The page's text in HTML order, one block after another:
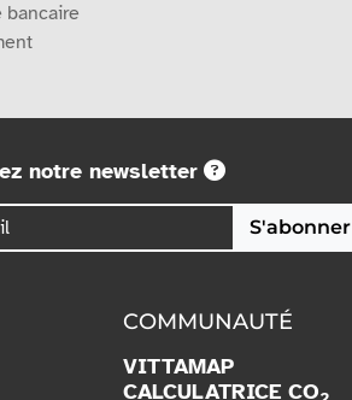
bancaire
notre newsletter
S'abonner
COMMUNAUTÉ
VITTAMAP
CALCULATRICE CO